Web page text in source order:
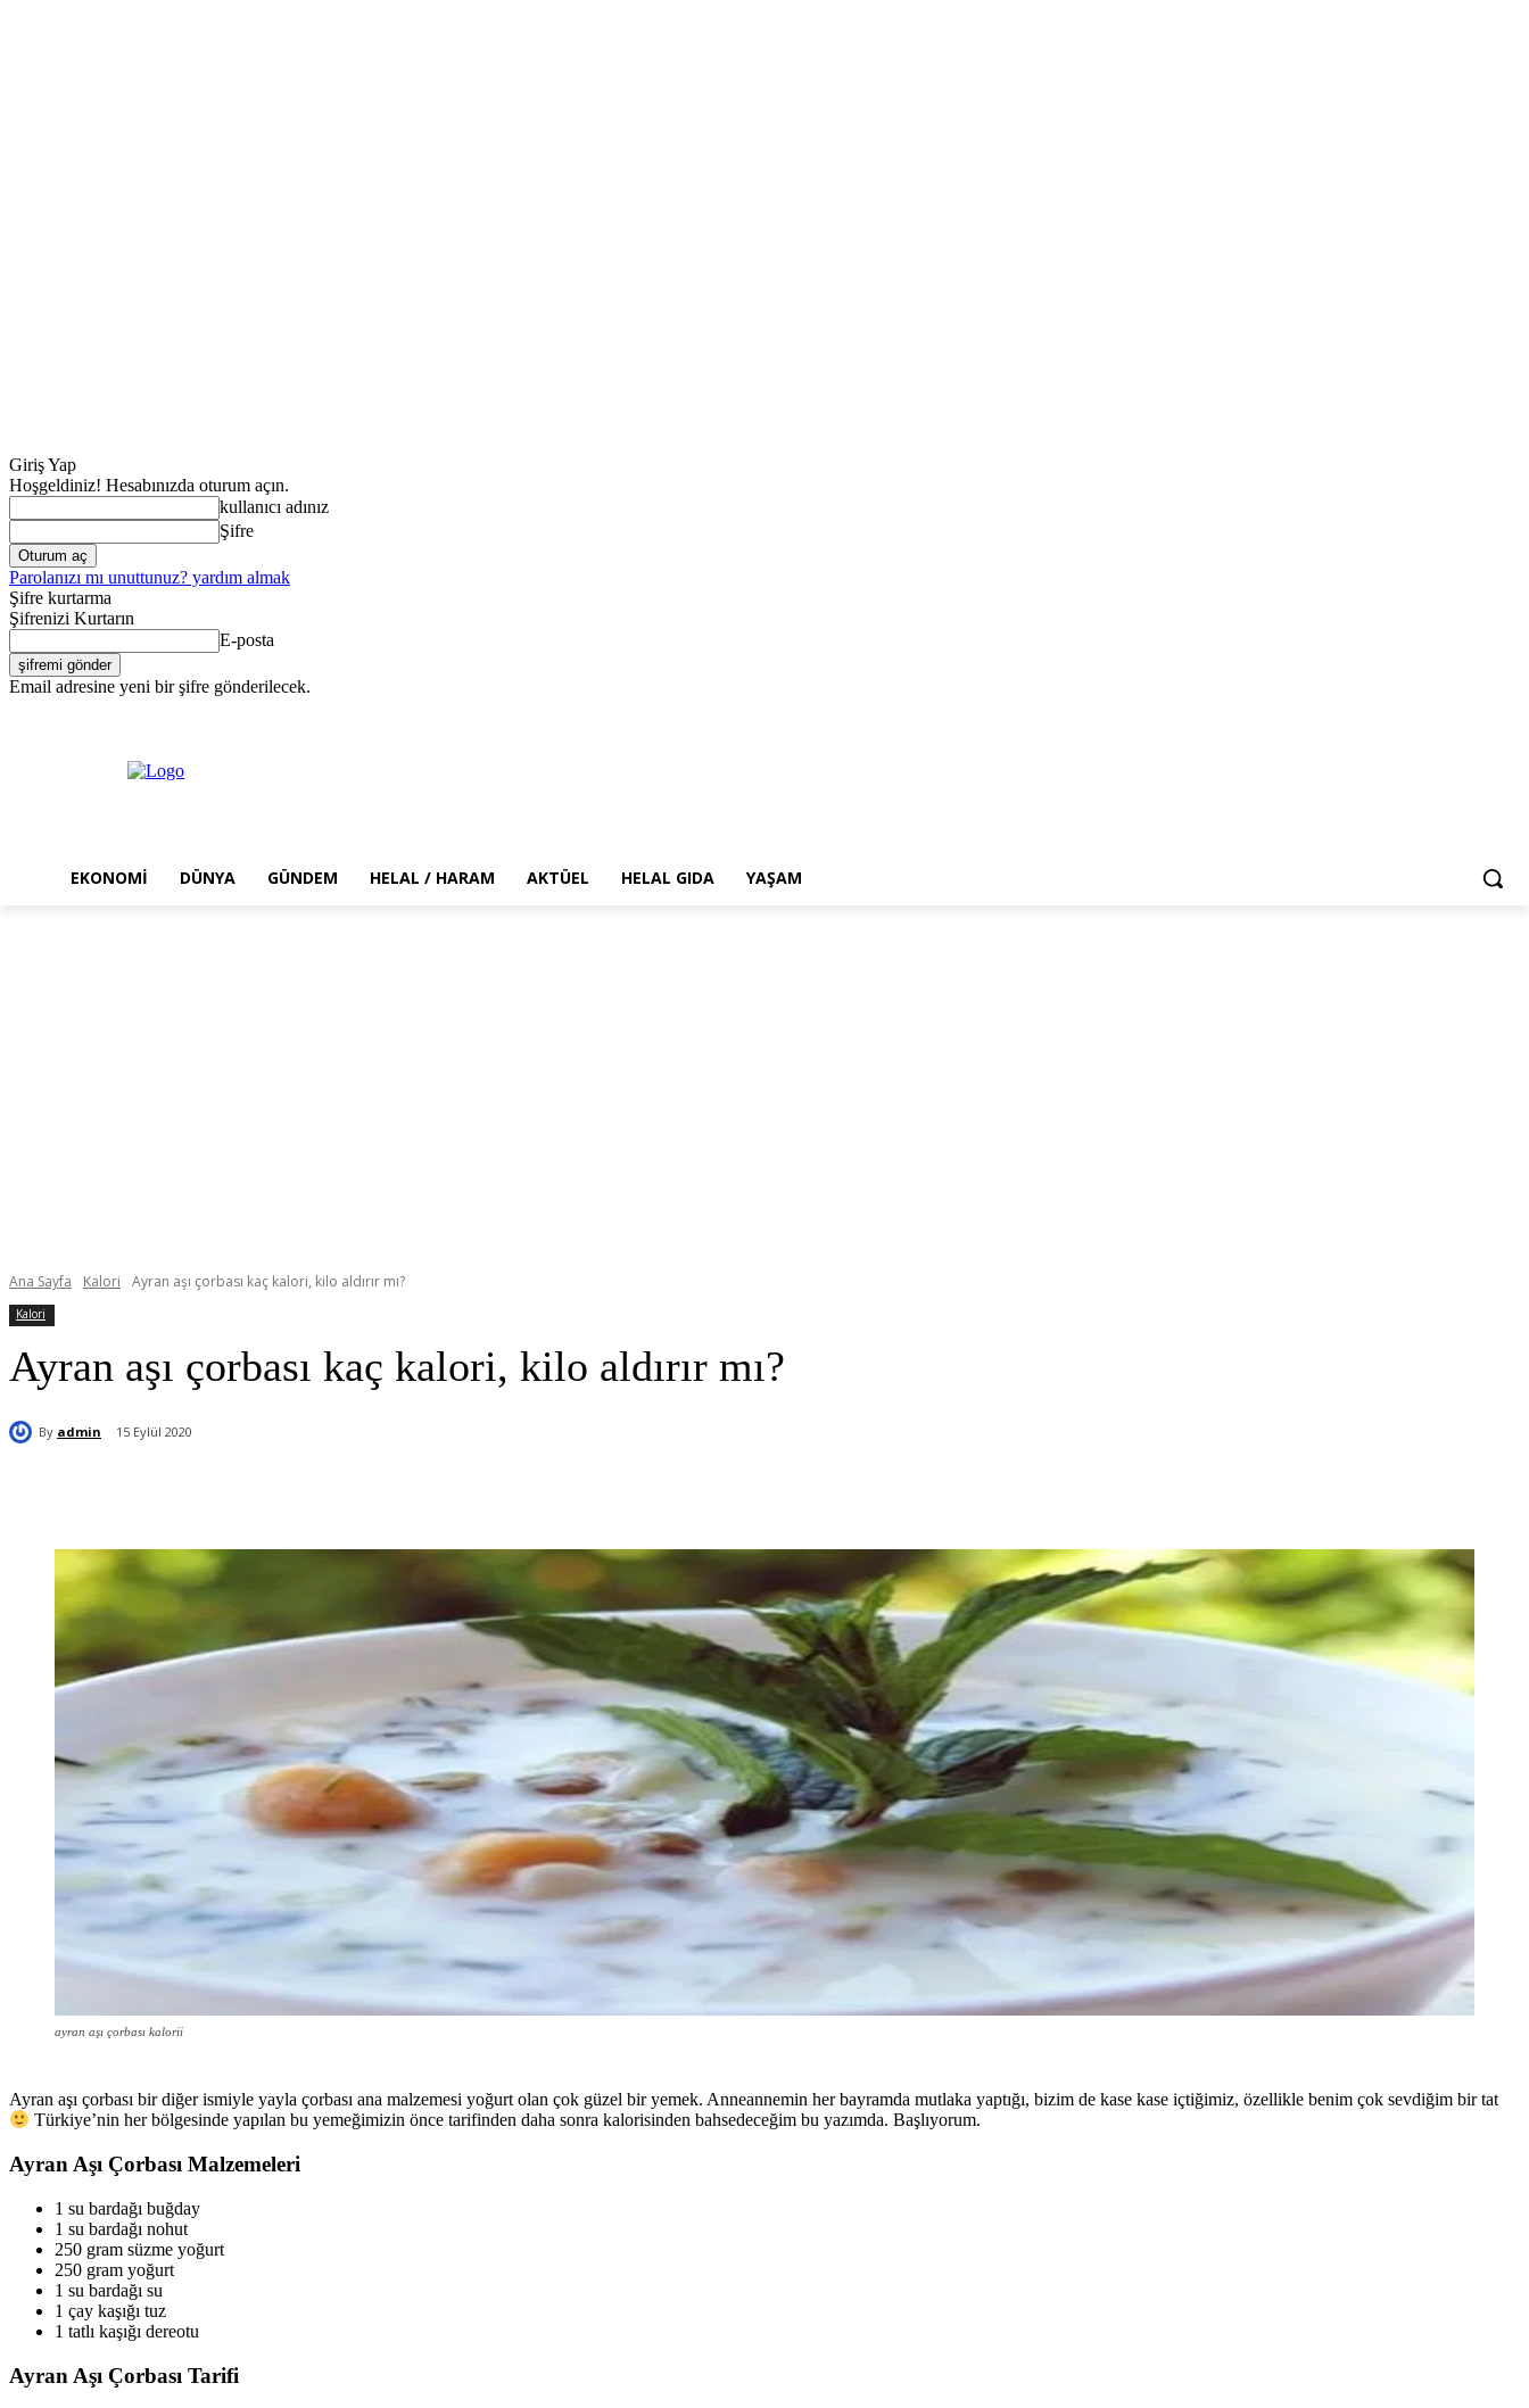
Giriş Yap
Hoşgeldiniz! Hesabınızda oturum açın.
kullanıcı adınız
Şifre
Parolanızı mı unuttunuz? yardım almak
Şifre kurtarma
Şifrenizi Kurtarın
E-posta
Email adresine yeni bir şifre gönderilecek.
EKONOMI DÜNYA GÜNDEM HELAL / HARAM AKTÜEL HELAL GIDA YAŞAM
Ana Sayfa Kalori Ayran aşı çorbası kaç kalori, kilo aldırır mı?
Kalori
Ayran aşı çorbası kaç kalori, kilo aldırır mı?
By admin 15 Eylül 2020
ayran aşı çorbası kalorii
Ayran aşı çorbası bir diğer ismiyle yayla çorbası ana malzemesi yoğurt olan çok güzel bir yemek. Anneannemin her bayramda mutlaka yaptığı, bizim de kase kase içtiğimiz, özellikle benim çok sevdiğim bir tat
Türkiye’nin her bölgesinde yapılan bu yemeğimizin önce tarifinden daha sonra kalorisinden bahsedeceğim bu yazımda. Başlıyorum.
Ayran Aşı Çorbası Malzemeleri
1 su bardağı buğday
1 su bardağı nohut
250 gram süzme yoğurt
250 gram yoğurt
1 su bardağı su
1 çay kaşığı tuz
1 tatlı kaşığı dereotu
Ayran Aşı Çorbası Tarifi